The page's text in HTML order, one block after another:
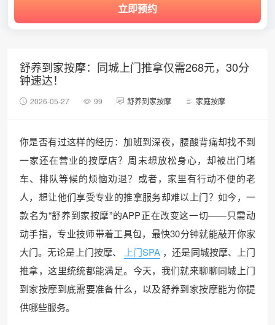
立即预约
舒养到家按摩：同城上门推拿仅需268元，30分
钟速达！
2026-05-27 99 舒养到家按摩 家庭按摩
你是否有过这样的经历：加班到深夜，腰酸背痛却找不到
一家还在营业的按摩店？周末想放松身心，却被出门堵
车、排队等候的烦恼劝退？或者，家里有行动不便的老
人，想让他们享受专业的推拿服务却难以上门？如今，一
款名为“舒养到家按摩”的APP正在改变这一切——只需动
动手指，专业技师带着工具包，最快30分钟就能敲开你家
大门。无论是上门按摩、
上门SPA ，还是同城按摩、上门
推拿，这里统统都能满足。今天，我们就来聊聊同城上门
到家按摩到底需要准备什么，以及舒养到家按摩能为你提
供哪些服务。